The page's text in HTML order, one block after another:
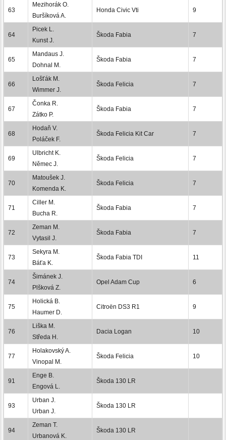
63
Mezihorák O.
Buršíková A.
Honda Civic Vti 9
64
Picek L.
Kunst J.
Škoda Fabia 7
65
Mandaus J.
Dohnal M.
Škoda Fabia 7
66
Lošťák M.
Wimmer J.
Škoda Felicia 7
67
Čonka R.
Zátko P.
Škoda Fabia 7
68
Hodaň V.
Poláček F.
Škoda Felicia Kit Car 7
69
Ulbricht K.
Němec J.
Škoda Felicia 7
70
Matoušek J.
Komenda K.
Škoda Felicia 7
71
Ciller M.
Bucha R.
Škoda Fabia 7
72
Zeman M.
Vytasil J.
Škoda Fabia 7
73
Sekyra M.
Báťa K.
Škoda Fabia TDI 11
74
Šimánek J.
Plšková Z.
Opel Adam Cup 6
75
Holická B.
Haumer D.
Citroën DS3 R1 9
76
Liška M.
Středa H.
Dacia Logan 10
77
Holakovský A.
Vinopal M.
Škoda Felicia 10
91
Enge B.
Engová L.
Škoda 130 LR
93
Urban J.
Urban J.
Škoda 130 LR
94
Zeman T.
Urbanová K.
Škoda 130 LR